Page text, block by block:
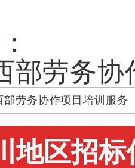
部劳务
部劳务协作项目培训服务
地区招标